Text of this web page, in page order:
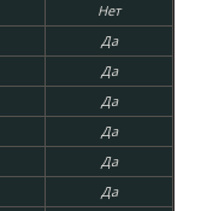
Нет
Да
Да
Да
Да
Да
Да